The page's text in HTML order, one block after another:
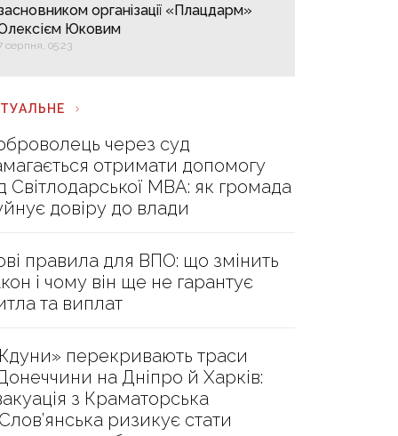
організації «Плацдарм»
Юковим
серпня, 05:23
через суд
отримати допомогу
Світлодарської МВА: як громада
довіру до влади
правила для ВПО: що змінить
і чому він ще не гарантує
та виплат
перекривають траси
на Дніпро й Харків:
з Краматорська
ризикує стати